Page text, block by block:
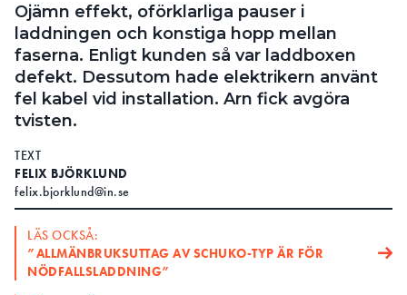
Läs E-tidningen
Om tidningen
Kontakt
Personuppgifter
Search for:
SEARCH
Ojämn effekt, oförklarliga pauser i
laddningen och konstiga hopp mellan
faserna. Enligt kunden så var laddboxen
defekt. Dessutom hade elektrikern använt
fel kabel vid installation. Arn fick avgöra
tvisten.
TEXT
FELIX BJÖRKLUND
felix.bjorklund@in.se
LÄS OCKSÅ:
”ALLMÄNBRUKSUTTAG AV SCHUKO-TYP ÄR FÖR
NÖDFALLSLADDNING”